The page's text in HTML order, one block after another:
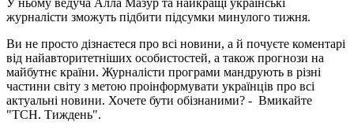
журналісти зможуть підбити підсумки минулого тижня.
Ви не просто дізнаєтеся про всі новини, а й почуєте коментарі
від найавторитетніших особистостей, а також прогнози на
майбутнє країни. Журналісти програми мандрують в різні
частини світу з метою проінформувати українців про всі
актуальні новини. Хочете бути обізнаними? - Вмикайте
"ТСН. Тиждень".